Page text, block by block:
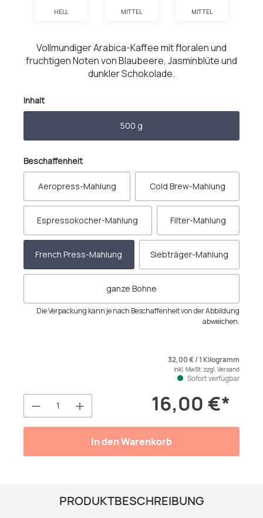
HELL MITTEL MITTEL
Vollmundiger Arabica-Kaffee mit floralen und
fruchtigen Noten von Blaubeere, Jasminblüte und
dunkler Schokolade.
Inhaltauswählen
500 g
Beschaffenheitauswählen
Aeropress-Mahlung Cold Brew-Mahlung
Espressokocher-Mahlung Filter-Mahlung
French Press-Mahlung Siebträger-Mahlung
ganze Bohne
Die Verpackung kann je nach Beschaffenheit von der Abbildung
abweichen.
Produkt Anzahl: Gib den16,00 €*
32,00 € / 1 Kilogramm
inkl. MwSt. zzgl. Versand
Sofort verfügbar
In den Warenkorb
PRODUKTBESCHREIBUNG